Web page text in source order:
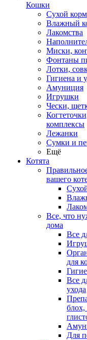
Кошки
Сухой корм
Влажный
Лакомства
Миски,
Фонтаны
Лотки,
Гигиена и
Амуниция
Игрушки
Чески,
комплексы
Лежанки
Сумки и
Ещё
Котята
вашего
Все, что
дома
Все
для
Все
ухода
Для